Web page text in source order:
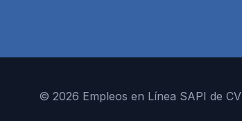
© 2026 Empleos en Línea SAPI de CV